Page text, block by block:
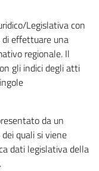
Legislativa con
effettuare una
regionale. Il
gli indici degli atti
da un
quali si viene
dati legislativa della